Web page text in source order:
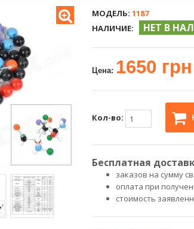
МОДЕЛЬ: 1187
НАЛИЧИЕ:
НЕТ В
Цена: 1650 грн
Кол-во:
Бесплатная
заказов на сумму
оплата при
стоимость